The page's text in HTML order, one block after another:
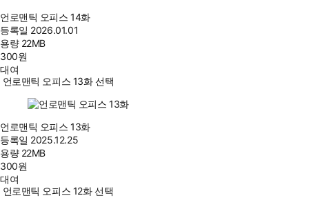
언로맨틱 오피스 14화
등록일 2026.01.01
용량 22MB
300원
대여
언로맨틱 오피스 13화 선택
언로맨틱 오피스 13화
등록일 2025.12.25
용량 22MB
300원
대여
언로맨틱 오피스 12화 선택